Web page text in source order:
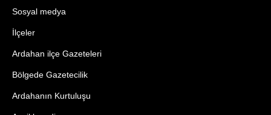
Sosyal medya
İlçeler
Ardahan ilçe Gazeteleri
Bölgede Gazetecilik
Ardahanın Kurtuluşu